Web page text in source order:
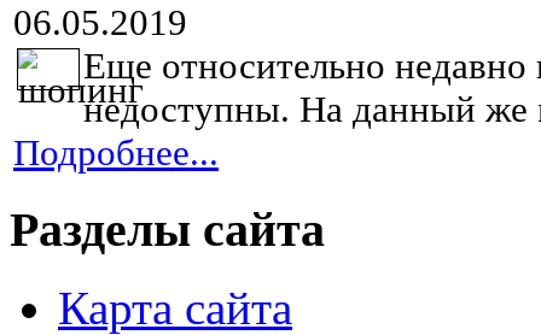
06.05.2019
Еще относительно
недоступны. На данный же
Подробнее...
Разделы сайта
Карта сайта